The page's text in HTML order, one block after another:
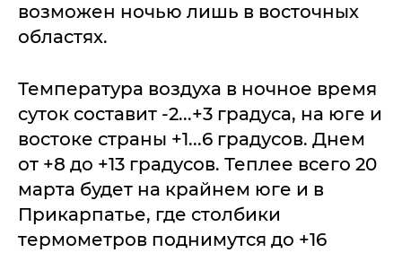
возможен ночью лишь в восточных
областях.
Температура воздуха в ночное время
суток составит -2...+3 градуса, на юге и
востоке страны +1...6 градусов. Днем
от +8 до +13 градусов. Теплее всего 20
марта будет на крайнем юге и в
Прикарпатье, где столбики
термометров поднимутся до +16